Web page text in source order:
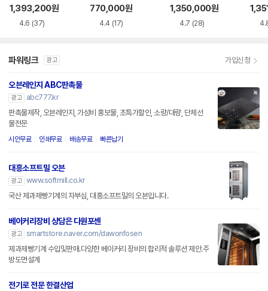
1,393,200원
4.6 (37)
770,000원
4.4 (17)
1,350,000원
4.7 (28)
파워링크 광고 가입신청
오븐레인지 ABC판촉물
광고
abc777.kr
판촉물제작, 오븐레인지, 가성비 홍보물, 초특가할인, 소량/대량, 단체선
물전문
시안무료 인쇄무료 배송무료 빠른납기
대흥소프트밀 오븐
광고 www.softmill.co.kr
국산 제과제빵기계의 자부심, 대흥소프트밀의 오븐입니다.
베이커리장비 상담은 다원포센
광고 smartstore.naver.com/dawonfosen
제과제빵기계 수입및판매.다양한 베이커리 장비의 합리적 솔루션 제안.주
방도면설계
전기로 전문 한결산업